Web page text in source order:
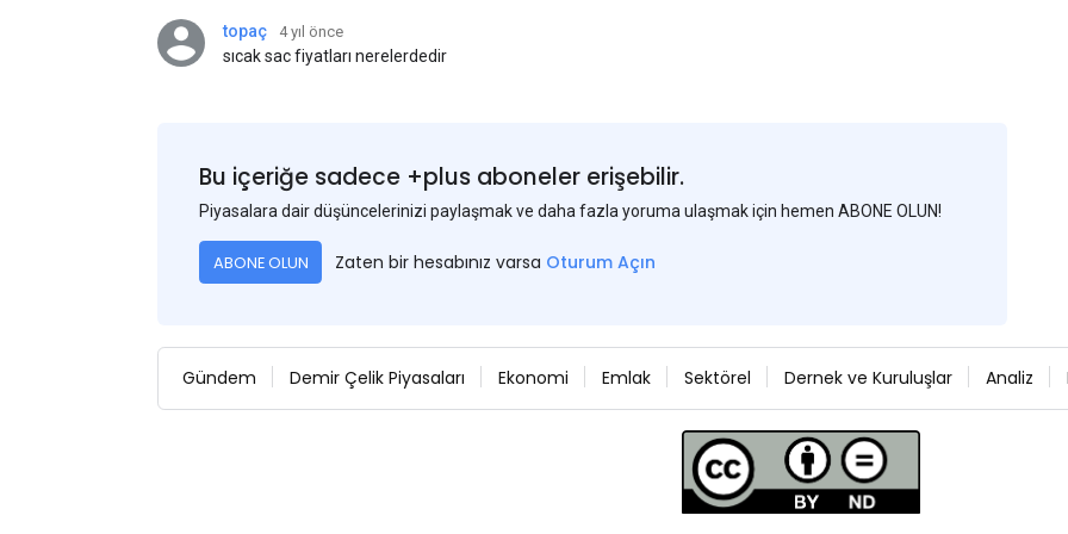
topaç 4 yıl önce
sıcak sac fiyatları nerelerdedir
Bu içeriğe sadece +plus aboneler erişebilir.
Piyasalara dair düşüncelerinizi paylaşmak ve daha fazla yoruma ulaşmak için hemen ABONE OLUN!
ABONE OLUN Zaten bir hesabınız varsa Oturum Açın
Gündem Demir Çelik Piyasaları Ekonomi Emlak Sektörel Dernek ve Kuruluşlar Analiz